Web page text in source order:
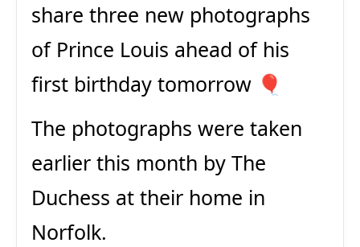
share three new photographs
of Prince Louis ahead of his
first birthday tomorrow 🎈
The photographs were taken
earlier this month by The
Duchess at their home in
Norfolk.